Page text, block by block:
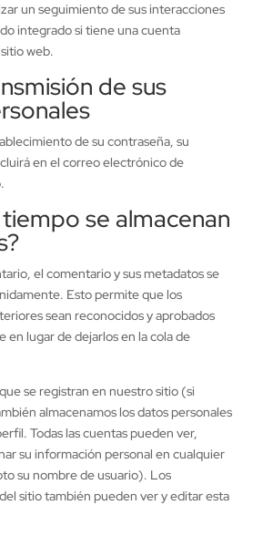
un seguimiento de sus interacciones
integrado si tiene una cuenta
web.
de sus
de su contraseña, su
en el correo electrónico de
se almacenan
el comentario y sus metadatos se
Esto permite que los
sean reconocidos y aprobados
en lugar de dejarlos en la cola de
se registran en nuestro sitio (si
almacenamos los datos personales
Todas las cuentas pueden ver,
su información personal en cualquier
su nombre de usuario). Los
sitio también pueden ver y editar esta